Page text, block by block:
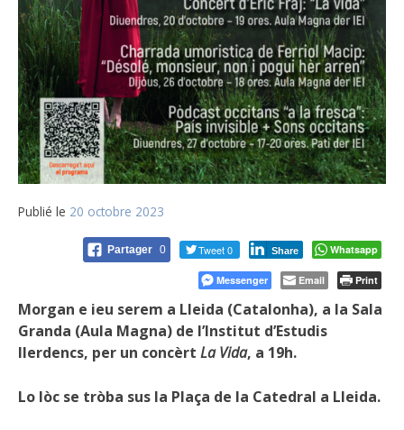
Publié le 20 octobre 2023
Partager 0 Tweet 0 Share Whatsapp
Messenger Email Print
Morgan e ieu serem a Lleida (Catalonha), a la Sala
Granda (Aula Magna) de l’Institut d’Estudis
Ilerdencs, per un concèrt La Vida, a 19h.
Lo lòc se tròba sus la Plaça de la Catedral a Lleida.